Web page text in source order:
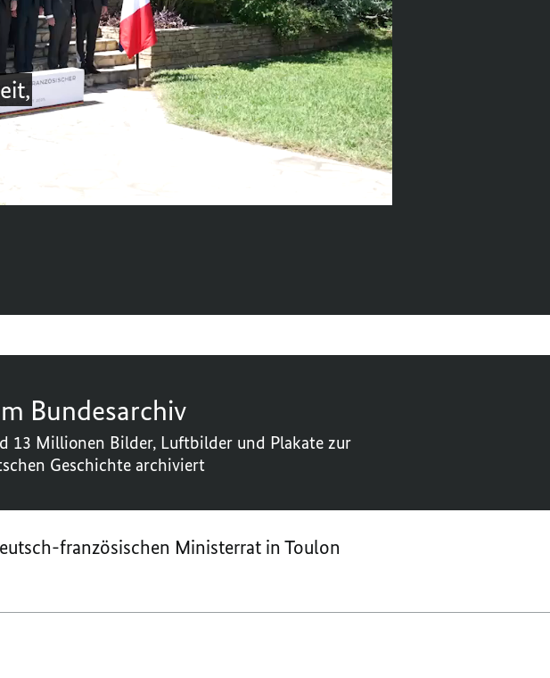
inToulon
an einem Strang.
TOULON
Bundesarchiv
13 Millionen Bilder, Luftbilder und Plakate zur
Geschichte archiviert
französischen Ministerrat in Toulon